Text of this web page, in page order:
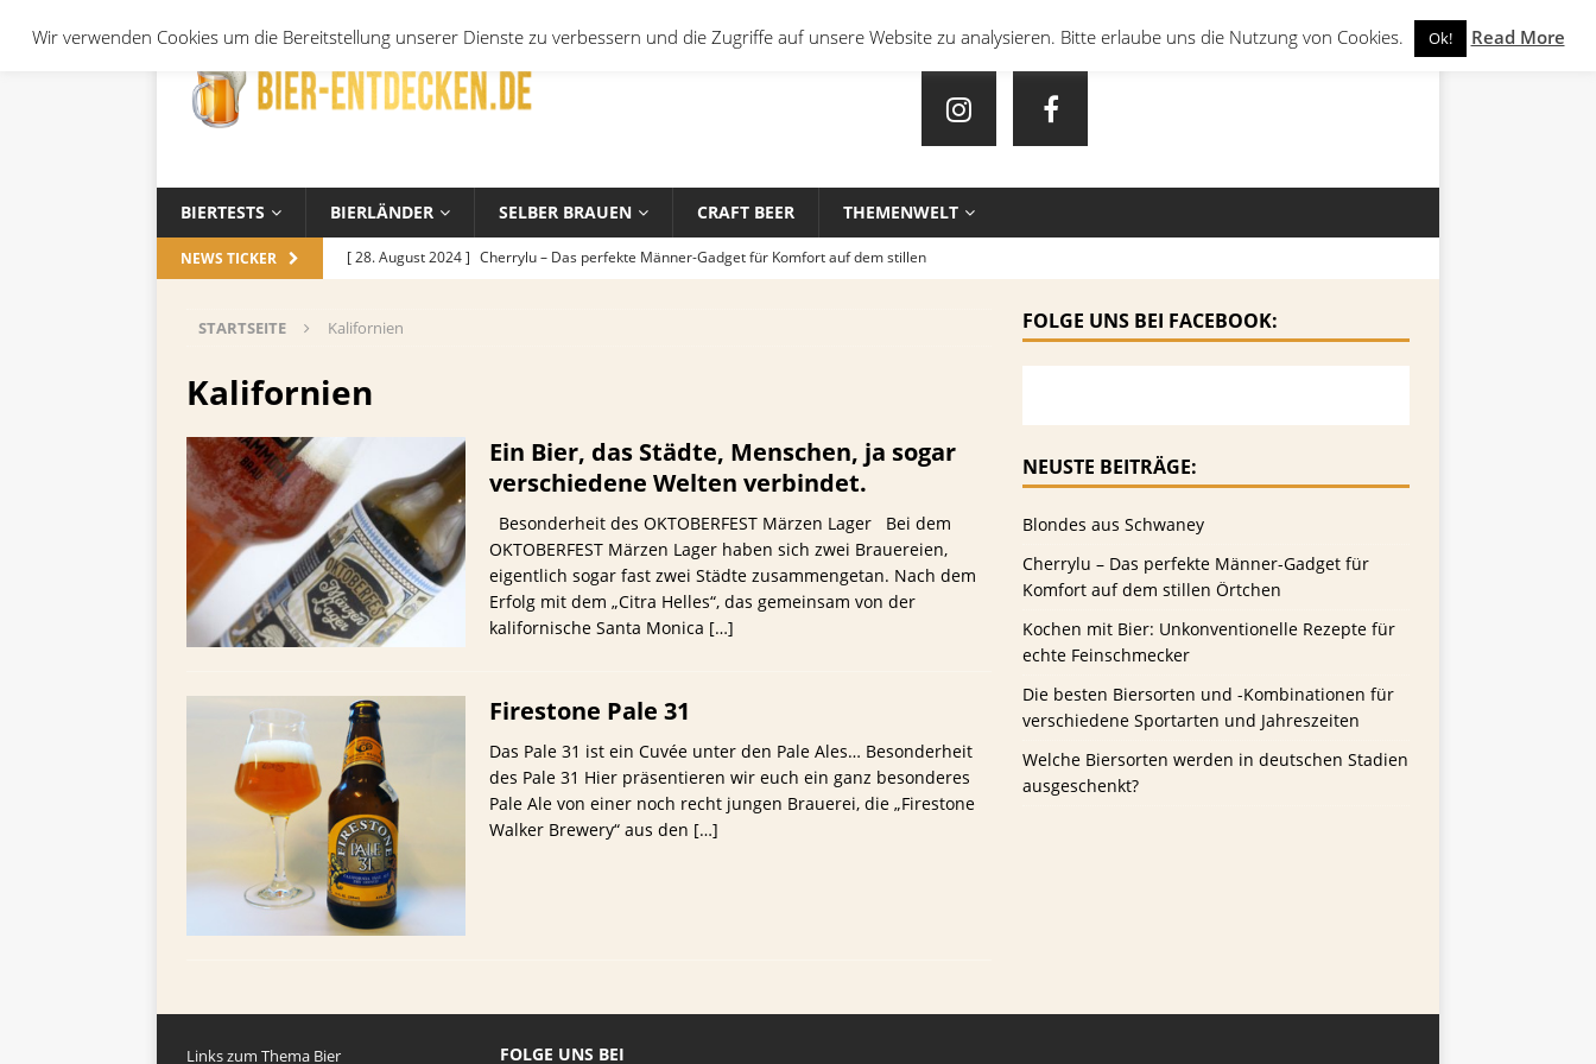
BIERTESTS BIERLÄNDER SELBER BRAUEN CRAFT BEER THEMENWELT
NEWS TICKER [ 28. August 2024 ] Cherrylu – Das perfekte Männer-Gadget für Komfort auf dem stillen
[ 14. November 2023 ]
und Jahreszeiten
ALLGEMEIN
[ 26. September 2023 ]
TIPPS FÜR BIERTRINKER
[ 29. Mai 2025 ]
Blondes aus Schwaney BIERTESTS
STARTSEITE Kalifornien
Kalifornien
Ein Bier, das Städte, Menschen, ja sogar
verschiedene Welten verbindet.
Besonderheit des OKTOBERFEST Märzen Lager Bei dem
OKTOBERFEST Märzen Lager haben sich zwei Brauereien,
eigentlich sogar fast zwei Städte zusammengetan. Nach dem
Erfolg mit dem „Citra Helles“, das gemeinsam von der
kalifornische Santa Monica […]
Firestone Pale 31
Das Pale 31 ist ein Cuvée unter den Pale Ales… Besonderheit
des Pale 31 Hier präsentieren wir euch ein ganz besonderes
Pale Ale von einer noch recht jungen Brauerei, die „Firestone
Walker Brewery“ aus den […]
FOLGE UNS BEI FACEBOOK:
NEUSTE BEITRÄGE:
Blondes aus Schwaney
Cherrylu – Das perfekte Männer-Gadget für
Komfort auf dem stillen Örtchen
Kochen mit Bier: Unkonventionelle Rezepte für
echte Feinschmecker
Die besten Biersorten und -Kombinationen für
verschiedene Sportarten und Jahreszeiten
Welche Biersorten werden in deutschen Stadien
ausgeschenkt?
Links zum Thema Bier FOLGE UNS BEI
Wir verwenden Cookies um die Bereitstellung unserer Dienste zu verbessern und die Zugriffe auf unsere Website zu analysieren. Bitte erlaube uns die Nutzung von Cookies. Ok! Read More